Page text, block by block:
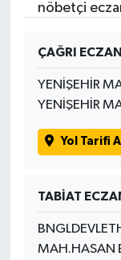
nöbetçi
ÇAĞRI
YENİŞEHİR
YENİŞEHİR
Yol Tarifi Al
TABİAT
MAH.HASAN